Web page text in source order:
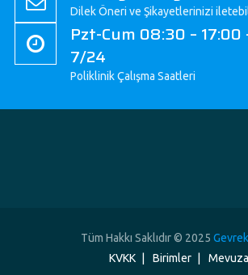
Dilek Öneri ve Şikayetlerinizi
Pzt-Cum 08:30 –
7/24
Poliklinik Çalışma Saatleri
Tüm Hakkı Saklıdır © 2025
KVKK
Birimler